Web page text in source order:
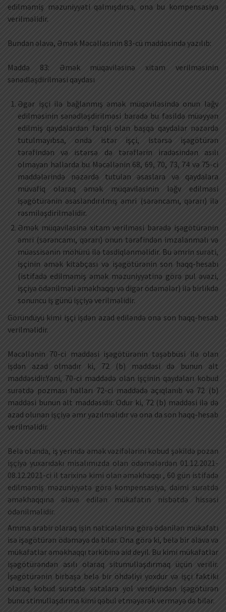
edilməmiş məzuniyyəti qalmışdırsa, ona bu kompensasiya
verilməlidir.
Bundan əlavə, Əmək Məcəlləsinin 83-cü maddəsində yazılıb:
Maddə 83: Əmək müqaviləsinə xitam verilməsinin
sənədləşdirilməsi qaydası
Əgər işçi ilə bağlanmış əmək müqaviləsində onun ləğv
edilməsinin sənədləşdirilməsi barədə bu fəsildə müəyyən
edilmiş qaydalardan fərqli olan başqa qaydalar nəzərdə
tutulmayıbsa, onda istər işçi, istərsə işəgötürən
tərəfindən və istərsə də tərəflərin iradəsindən asılı
olmayan hallarda bu Məcəllənin 68, 69, 70, 73, 74 və 75-ci
maddələrində nəzərdə tutulan əsaslara və qaydalara
müvafiq olaraq əmək müqaviləsinin ləğv edilməsi
işəgötürənin əsaslandırılmış əmri (sərəncamı, qərarı) ilə
rəsmiləşdirilməlidir.
Əmək müqaviləsinə xitam verilməsi barədə işəgötürənin
əmri (sərəncamı, qərarı) onun tərəfindən imzalanmalı və
müəssisənin möhürü ilə təsdiqlənməlidir. Bu əmrin surəti,
işçinin əmək kitabçası və işəgötürənin son haqq-hesabı
(istifadə edilməmiş əmək məzuniyyətinə görə pul əvəzi,
işçiyə ödənilməli əməkhaqqı və digər ödəmələr) ilə birlikdə
sonuncu iş günü işçiyə verilməlidir.
Göründüyü kimi işçi işdən azad ediləndə ona son haqq-hesab
verilməlidir.
Məcəllənin 70-ci maddəsi işəgötürənin təşəbbüsi ilə olan
işdən azad olmadır ki, 72 (b) maddəsi də bunun alt
maddəsidir.Yəni, 70-ci maddədə olan işçinin qaydaları kobud
surətdə pozması halları 72-ci maddədə açıqlanıb və 72 (b)
maddəsi bunun alt maddəsidir. Odur ki, 72 (b) maddəsi ilə də
azad olunan işçiyə əmr yazılmalıdır və ona da son haqq-hesab
verilməlidir.
Belə olanda, iş yerində əmək vəzifələrini kobud şəkildə pozan
işçiyə yuxarıdakı misalımızda olan ödəmələrdən 01.12.2021-
08.12.2021-ci il tarixinə kimi olan əməkhaqqı , 60 gün istifadə
edilməmiş məzuniyyətə görə kompensasiya, daimi surətdə
əməkhaqqına əlavə edilən mükafatın nisbətdə hissəsi
ödənilməlidir.
Amma arabir olaraq işin nəticələrinə görə ödənilən mükafatı
isə işəgötürən ödəməyə də bilər. Ona görə ki, belə bir əlavə və
mükafatlar əməkhaqqı tərkibinə aid deyil. Bu kimi mükafatlar
işəgötürəndən asılı olaraq situmullaşdırmaq üçün verilir.
İşəgötürənin birbaşa belə bir öhdəliyi yoxdur və işçi faktiki
olaraq kobud surətdə xətalara yol verdiyindən işəgötürən
bunu stimullaşdırma kimi qəbul etməyərək verməyə də bilər.